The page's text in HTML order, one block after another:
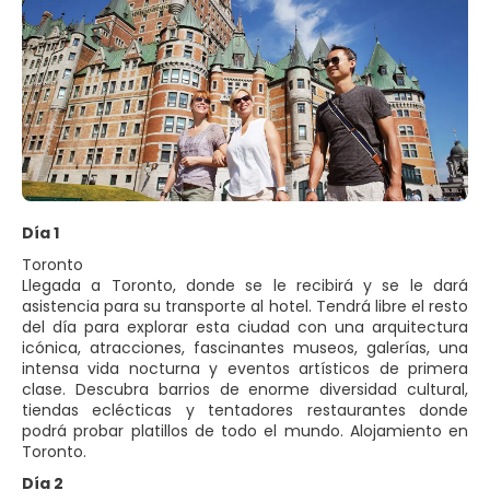
Día 1
Toronto
Llegada a Toronto, donde se le recibirá y se le dará
asistencia para su transporte al hotel. Tendrá libre el resto
del día para explorar esta ciudad con una arquitectura
icónica, atracciones, fascinantes museos, galerías, una
intensa vida nocturna y eventos artísticos de primera
clase. Descubra barrios de enorme diversidad cultural,
tiendas eclécticas y tentadores restaurantes donde
podrá probar platillos de todo el mundo. Alojamiento en
Toronto.
Día 2